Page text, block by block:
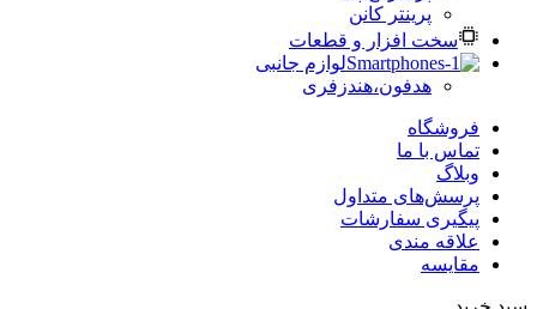
پرینتر کانن
سخت افزار و قطعات
لوازم جانبی
هدفون،هندزفری
فروشگاه
تماس با ما
وبلاگ
پرسش‌های متداول
پیگیری سفارشات
علاقه مندی
مقایسه